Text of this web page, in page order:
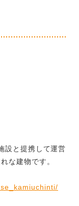
設と提携して運営
な建物です。